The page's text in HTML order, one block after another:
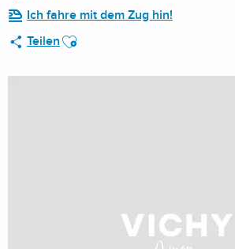
Ich fahre mit dem Zug hin!
Teilen Ajouter aux favoris